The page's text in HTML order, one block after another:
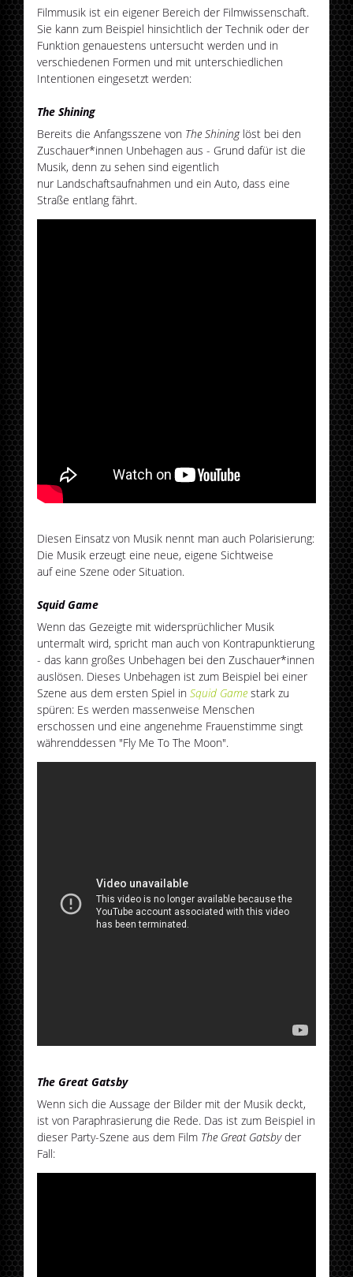
Filmmusik ist ein eigener Bereich der Filmwissenschaft.
Sie kann zum Beispiel hinsichtlich der Technik oder der
Funktion genauestens untersucht werden und in
verschiedenen Formen und mit unterschiedlichen
Intentionen eingesetzt werden:
The Shining
Bereits die Anfangsszene von The Shininglöst bei den
Zuschauer*innen Unbehagen aus - Grund dafür ist die
Musik, denn zu sehen sind eigentlich
nur Landschaftsaufnahmen und ein Auto, dass eine
Straße entlang fährt.
Diesen Einsatz von Musik nennt man auch Polarisierung:
Die Musik erzeugt eine neue, eigene Sichtweise
auf eine Szene oder Situation.
Squid Game
Wenn das Gezeigte mit widersprüchlicher Musik
untermalt wird, spricht man auch von Kontrapunktierung
- das kann großes Unbehagen bei den Zuschauer*innen
auslösen. Dieses Unbehagen ist zum Beispiel bei einer
Szene aus dem ersten Spiel inSquid Game stark zu
spüren: Es werden massenweise Menschen
erschossen und eine angenehme Frauenstimme singt
währenddessen "Fly Me To The Moon".
The Great Gatsby
Wenn sich die Aussage der Bilder mit der Musik deckt,
ist von Paraphrasierung die Rede. Das ist zum Beispiel in
dieser Party-Szene aus dem Film The Great Gatsbyder
Fall: